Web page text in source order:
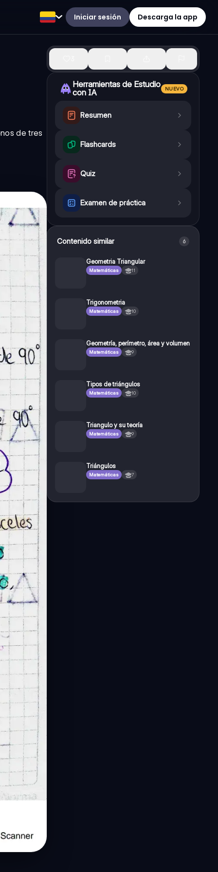
Iniciar sesión Descarga la app
de tres
Herramientas de Estudio
con IA
NUEVO
Resumen
Flashcards
Quiz
Examen de práctica
Contenido similar 6
Geometria Triangular
Matemáticas 11
Trigonometria
Matemáticas 10
Geometría, perímetro, área y volumen
Matemáticas 9
Tipos de triángulos
Matemáticas 10
Triangulo y su teoría
Matemáticas 9
Triángulos
Matemáticas 7